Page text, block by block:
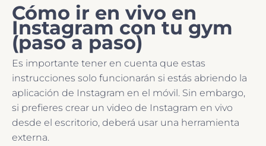
Cómo ir en vivo en
Instagram con tu gym
(paso a paso)
Es importante tener en cuenta que estas
instrucciones solo funcionarán si estás abriendo la
aplicación de Instagram en el móvil. Sin embargo,
si prefieres crear un video de Instagram en vivo
desde el escritorio, deberá usar una herramienta
externa.